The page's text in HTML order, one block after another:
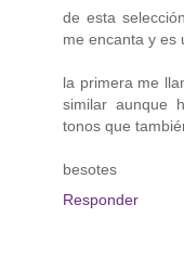
de esta
me encanta y es
la primera me
similar aunque
tonos que
besotes
Responder